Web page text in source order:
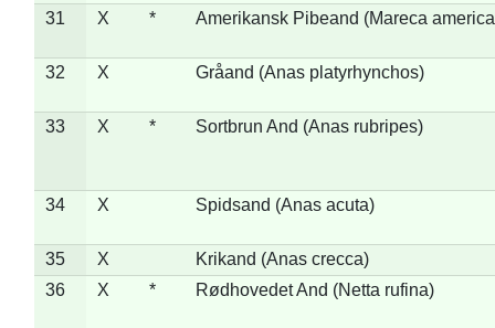
31 X * Amerikansk Pibeand (Mareca
32 X Gråand (Anas platyrhynchos)
33 X * Sortbrun And (Anas rubripes)
34 X Spidsand (Anas acuta)
35 X
Krikand (Anas crecca)
36
X * Rødhovedet And (Netta rufina)